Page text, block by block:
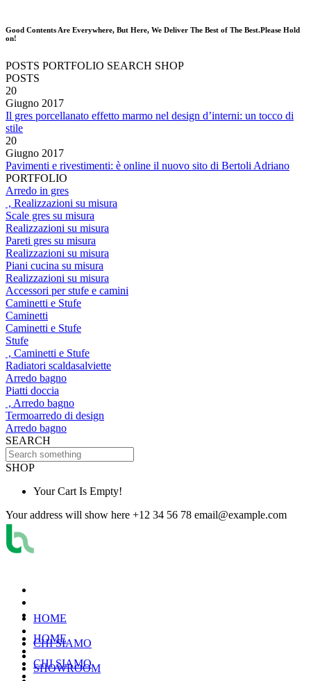
Good Contents Are Everywhere, But Here, We Deliver The Best of The Best.Please Hold
on!
POSTS PORTFOLIO SEARCH SHOP
POSTS
20
Giugno 2017
Il gres porcellanato effetto marmo nel design d’interni: un tocco di
stile
20
Giugno 2017
Pavimenti e rivestimenti: è online il nuovo sito di Bertoli Adriano
PORTFOLIO
Arredo in gres
, Realizzazioni su misura
Scale gres su misura
Realizzazioni su misura
Pareti gres su misura
Realizzazioni su misura
Piani cucina su misura
Realizzazioni su misura
Accessori per stufe e camini
Caminetti e Stufe
Caminetti
Caminetti e Stufe
Stufe
, Caminetti e Stufe
Radiatori scaldasalviette
Arredo bagno
Piatti doccia
, Arredo bagno
Termoarredo di design
Arredo bagno
SEARCH
SHOP
Your Cart Is Empty!
Your address will show here +12 34 56 78 email@example.com
HOME
CHI SIAMO
HOME
CHI SIAMO
SHOWROOM